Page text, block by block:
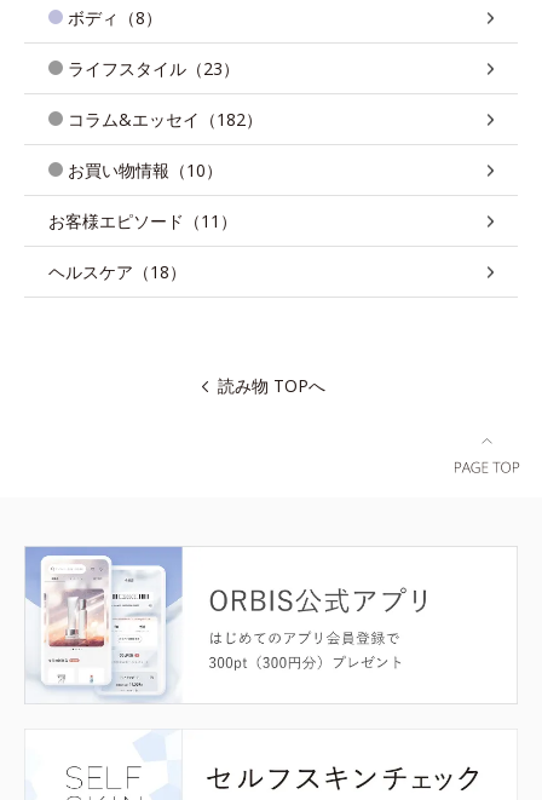
ボディ（8）
ライフスタイル（23）
コラム&エッセイ（182）
お買い物情報（10）
お客様エピソード（11）
ヘルスケア（18）
読み物 TOPへ